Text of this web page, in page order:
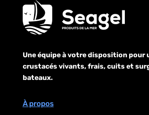
Une équipe à votre disposition pour
crustacés vivants, frais, cuits et
bateaux.
À propos